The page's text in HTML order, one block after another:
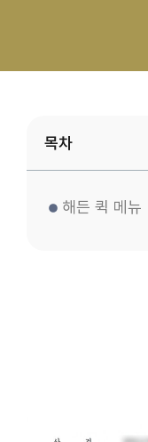
목차
해든 퀵 메뉴